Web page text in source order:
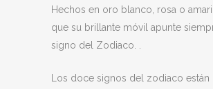
Hechos en oro blanco, rosa o
que su brillante móvil apunte
signo del Zodiaco. .
Los doce signos del zodiaco están